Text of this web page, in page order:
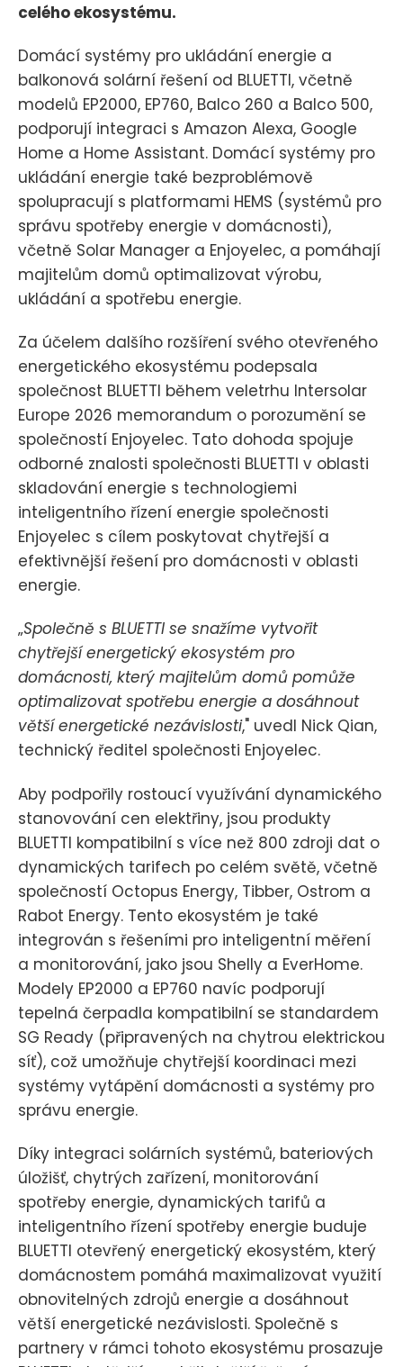
celého ekosystému.
Domácí systémy pro ukládání energie a
balkonová solární řešení od BLUETTI, včetně
modelů EP2000, EP760, Balco 260 a Balco 500,
podporují integraci s Amazon Alexa, Google
Home a Home Assistant. Domácí systémy pro
ukládání energie také bezproblémově
spolupracují s platformami HEMS (systémů pro
správu spotřeby energie v domácnosti),
včetně Solar Manager a Enjoyelec, a pomáhají
majitelům domů optimalizovat výrobu,
ukládání a spotřebu energie.
Za účelem dalšího rozšíření svého otevřeného
energetického ekosystému podepsala
společnost BLUETTI během veletrhu Intersolar
Europe 2026 memorandum o porozumění se
společností Enjoyelec. Tato dohoda spojuje
odborné znalosti společnosti BLUETTI v oblasti
skladování energie s technologiemi
inteligentního řízení energie společnosti
Enjoyelec s cílem poskytovat chytřejší a
efektivnější řešení pro domácnosti v oblasti
energie.
„Společně s BLUETTI se snažíme vytvořit
chytřejší energetický ekosystém pro
domácnosti, který majitelům domů pomůže
optimalizovat spotřebu energie a dosáhnout
větší energetické nezávislosti," uvedl Nick Qian,
technický ředitel společnosti Enjoyelec.
Aby podpořily rostoucí využívání dynamického
stanovování cen elektřiny, jsou produkty
BLUETTI kompatibilní s více než 800 zdroji dat o
dynamických tarifech po celém světě, včetně
společností Octopus Energy, Tibber, Ostrom a
Rabot Energy. Tento ekosystém je také
integrován s řešeními pro inteligentní měření
a monitorování, jako jsou Shelly a EverHome.
Modely EP2000 a EP760 navíc podporují
tepelná čerpadla kompatibilní se standardem
SG Ready (připravených na chytrou elektrickou
síť), což umožňuje chytřejší koordinaci mezi
systémy vytápění domácnosti a systémy pro
správu energie.
Díky integraci solárních systémů, bateriových
úložišť, chytrých zařízení, monitorování
spotřeby energie, dynamických tarifů a
inteligentního řízení spotřeby energie buduje
BLUETTI otevřený energetický ekosystém, který
domácnostem pomáhá maximalizovat využití
obnovitelných zdrojů energie a dosáhnout
větší energetické nezávislosti. Společně s
partnery v rámci tohoto ekosystému prosazuje